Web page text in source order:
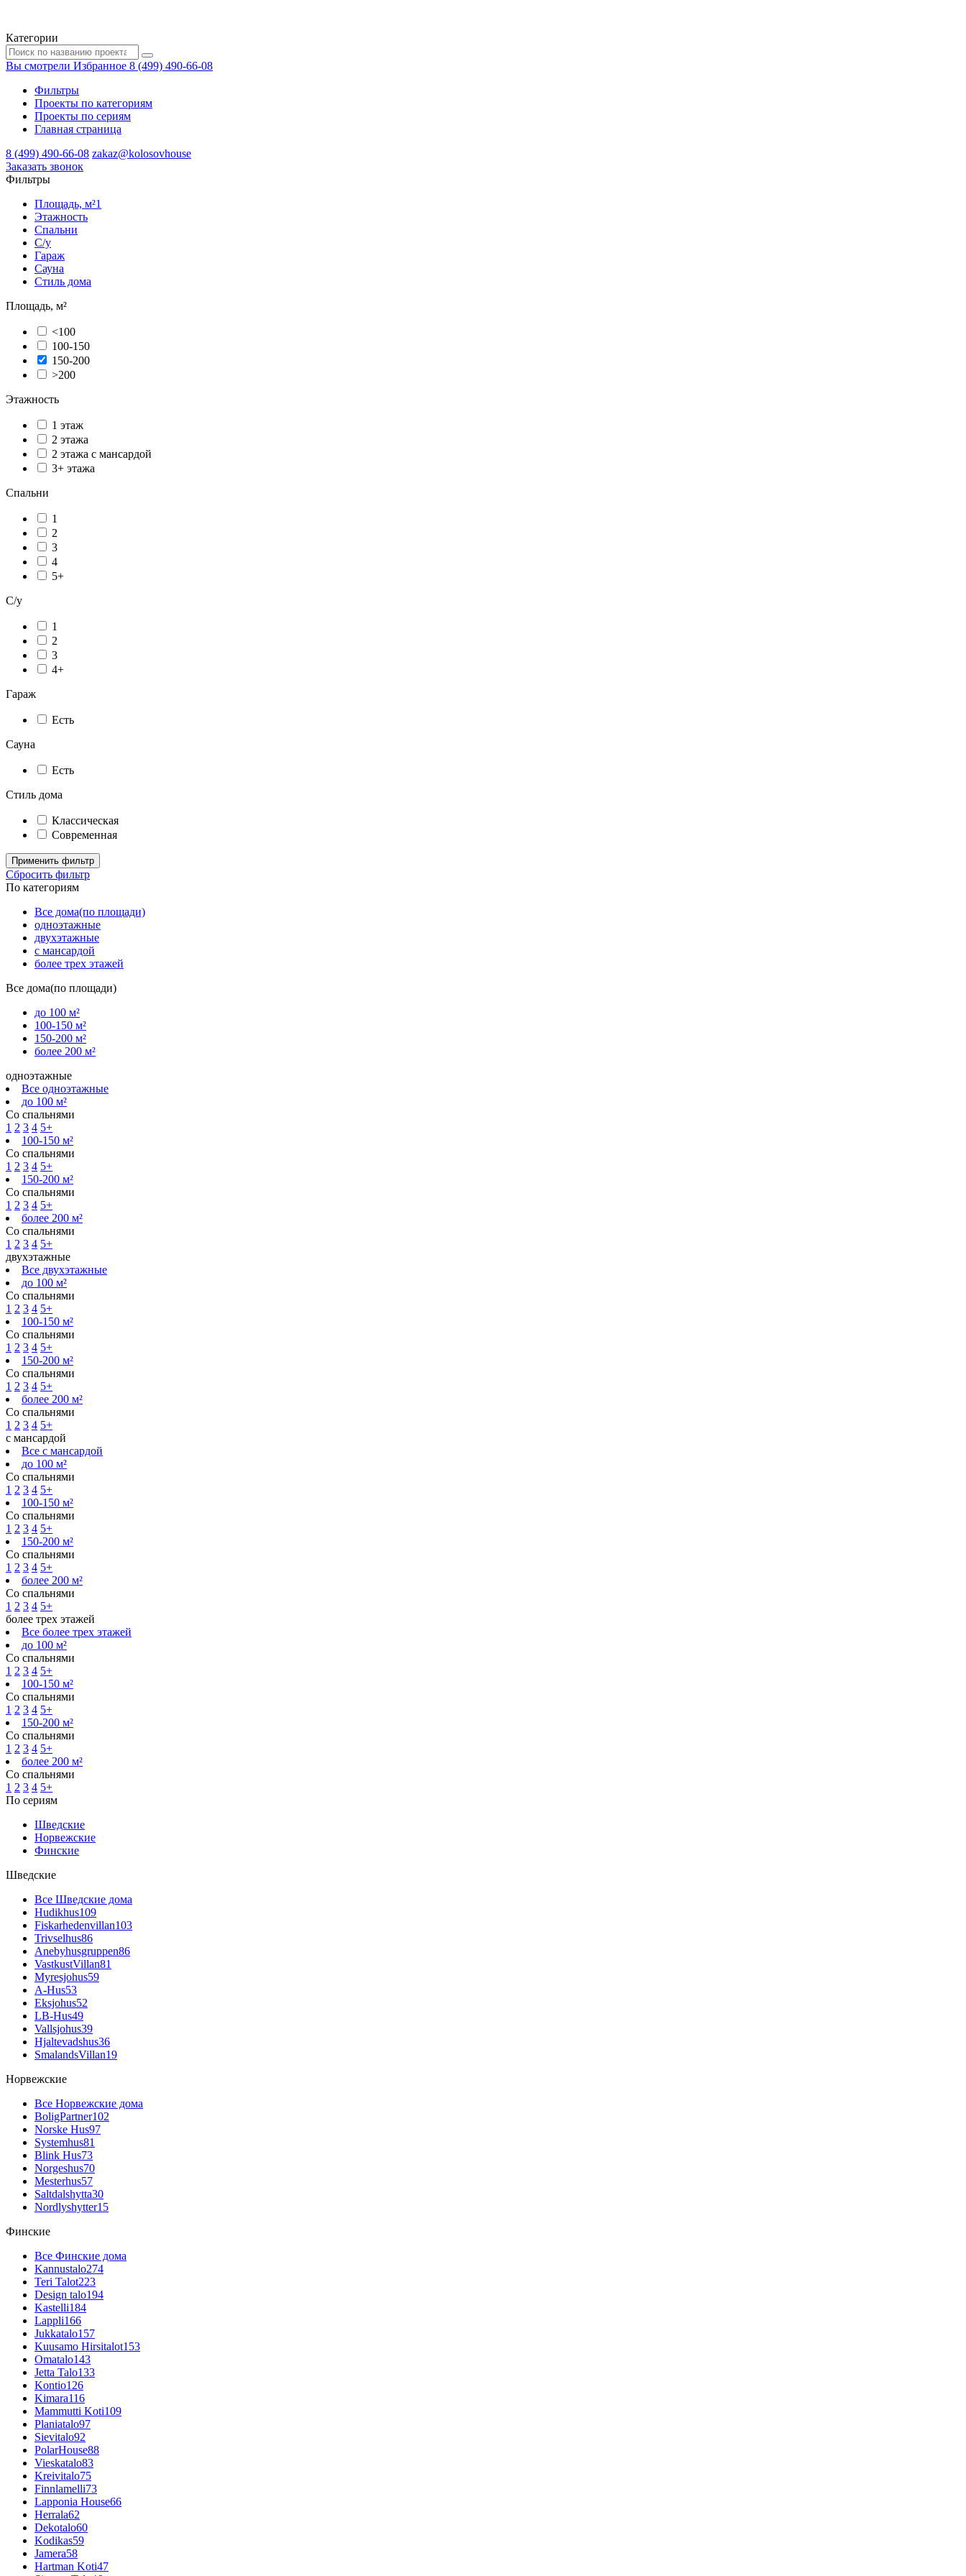
Категории
Вы смотрели Избранное 8 (499) 490-66-08
Фильтры
Проекты по категориям
Проекты по сериям
Главная страница
8 (499) 490-66-08 zakaz@kolosovhouse
3аказать звонок
Фильтры
Площадь, м²1
Этажность
Спальни
С/у
Гараж
Сауна
Стиль дома
Площадь, м²
<100
100-150
150-200
>200
Этажность
1 этаж
2 этажа
2 этажа с мансардой
3+ этажа
Спальни
1
2
3
4
5+
С/у
1
2
3
4+
Гараж
Есть
Сауна
Есть
Стиль дома
Классическая
Современная
Применить фильтр
Сбросить фильтр
По категориям
Все дома(по площади)
одноэтажные
двухэтажные
с мансардой
более трех этажей
Все дома(по площади)
до 100 м²
100-150 м²
150-200 м²
более 200 м²
одноэтажные
Все одноэтажные
до 100 м²
Со спальнями
1 2 3 4 5+
100-150 м²
Со спальнями
1 2 3 4 5+
150-200 м²
Со спальнями
1 2 3 4 5+
более 200 м²
Со спальнями
1 2 3 4 5+
двухэтажные
Все двухэтажные
до 100 м²
Со спальнями
1 2 3 4 5+
100-150 м²
Со спальнями
1 2 3 4 5+
150-200 м²
Со спальнями
1 2 3 4 5+
более 200 м²
Со спальнями
1 2 3 4 5+
с мансардой
Все с мансардой
до 100 м²
Со спальнями
1 2 3 4 5+
100-150 м²
Со спальнями
1 2 3 4 5+
150-200 м²
Со спальнями
1 2 3 4 5+
более 200 м²
Со спальнями
1 2 3 4 5+
более трех этажей
Все более трех этажей
до 100 м²
Со спальнями
1 2 3 4 5+
100-150 м²
Со спальнями
1 2 3 4 5+
150-200 м²
Со спальнями
1 2 3 4 5+
более 200 м²
Со спальнями
1 2 3 4 5+
По сериям
Шведские
Норвежские
Финские
Шведские
Все Шведские дома
Hudikhus109
Fiskarhedenvillan103
Trivselhus86
Anebyhusgruppen86
VastkustVillan81
Myresjohus59
A-Hus53
Eksjohus52
LB-Hus49
Vallsjohus39
Hjaltevadshus36
SmalandsVillan19
Норвежские
Все Норвежские дома
BoligPartner102
Norske Hus97
Systemhus81
Blink Hus73
Norgeshus70
Mesterhus57
Saltdalshytta30
Nordlyshytter15
Финские
Все Финские дома
Kannustalo274
Teri Talot223
Design talo194
Kastelli184
Lappli166
Jukkatalo157
Kuusamo Hirsitalot153
Omatalo143
Jetta Talo133
Kontio126
Kimara116
Mammutti Koti109
Planiatalo97
Sievitalo92
PolarHouse88
Vieskatalo83
Kreivitalo75
Finnlamelli73
Lapponia House66
Herrala62
Dekotalo60
Kodikas59
Jamera58
Hartman Koti47